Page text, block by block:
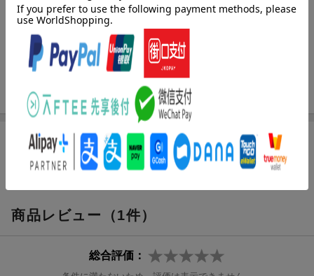
け止めて、懐が深い家を提案する「DEN PLUS EGG」の家づくり
を紹介します。
菓子研究家「foodremedies」長田佳子さん
暮らしながら見えてきた自分らしいキッチン
note1ストーリーのある家づくり、暮らしづくり
note2 家をデザインするカスタマイズの楽しみ
papparayray に教わる、秋の夜長のフルーツ料理と器の関係
キルステン・ヘクターマンさんの創作活動
商品レビュー（1件）
総合評価：